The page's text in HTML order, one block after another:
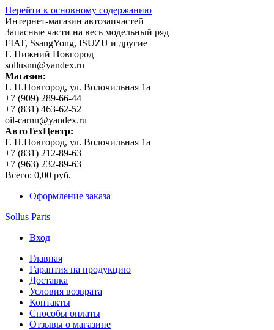
Перейти к основному содержанию
Интернет-магазин автозапчастей
Запасные части на весь модельный ряд
FIAT, SsangYong, ISUZU и другие
Г. Нижний Новгород
sollusnn@yandex.ru
Магазин:
Г. Н.Новгород, ул. Волочильная 1а
+7 (909) 289-66-44
+7 (831) 463-62-52
oil-carnn@yandex.ru
АвтоТехЦентр:
Г. Н.Новгород, ул. Волочильная 1а
+7 (831) 212-89-63
+7 (963) 232-89-63
Всего: 0,00 руб.
Оформление заказа
Sollus Parts
Вход
Главная
Гарантия на продукцию
Доставка
Условия возврата
Контакты
Способы оплаты
Отзывы о магазине